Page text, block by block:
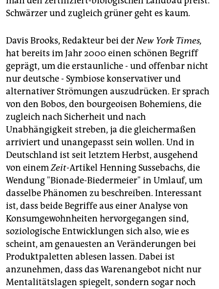
Schwärzer und zugleich grüner geht es kaum.
Davis Brooks, Redakteur bei derNew York Times,
hat bereits im Jahr 2000 einen schönen Begriff
geprägt, um die erstaunliche - und offenbar nicht
nur deutsche - Symbiose konservativer und
alternativer Strömungen auszudrücken. Er sprach
von den Bobos, den bourgeoisen Bohemiens, die
zugleich nach Sicherheit und nach
Unabhängigkeit streben, ja die gleichermaßen
arriviert und unangepasst sein wollen. Und in
Deutschland ist seit letztem Herbst, ausgehend
von einemZeit-Artikel Henning Sussebachs, die
Wendung "Bionade-Biedermeier" in Umlauf, um
dasselbe Phänomen zu beschreiben. Interessant
ist, dass beide Begriffe aus einer Analyse von
Konsumgewohnheiten hervorgegangen sind,
soziologische Entwicklungen sich also, wie es
scheint, am genauesten an Veränderungen bei
Produktpaletten ablesen lassen. Dabei ist
anzunehmen, dass das Warenangebot nicht nur
Mentalitätslagen spiegelt, sondern sogar noch